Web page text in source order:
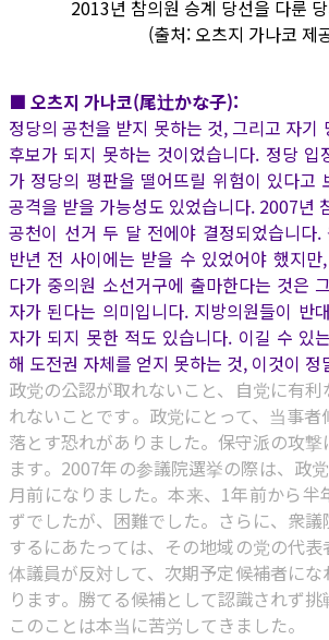
2013년 참의원 승계 당선을 다룬
(출처: 오츠지 가나코 제
■ 오츠지 가나코(尾辻かな子):
정당의 공천을 받지 못하는 것, 그리고 자기
후보가 되지 못하는 것이었습니다. 정당 입
가 정당의 평판을 떨어뜨릴 위험이 있다고
공격을 받을 가능성도 있었습니다. 2007년
공천이 선거 두 달 전에야 결정되었습니다.
반년 전 사이에는 받을 수 있었어야 했지만
다가 중의원 소선거구에 출마한다는 것은
자가 된다는 의미입니다. 지방의원들이 반
자가 되지 못한 적도 있습니다. 이길 수 있
해 도전권 자체를 얻지 못하는 것, 이것이
政党の公認が取れないこと、自党に有
れないことです。政党にとって、当事
落とす恐れがありました。保守派の攻撃
ます。2007年の参議院選挙の際は、政
月前になりました。本来、1年前から半
ずでしたが、困難でした。さらに、衆
するにあたっては、その地域の党の代
体議員が反対して、次期予定候補者に
ります。勝てる候補として認識されず挑
このことは本当に苦労してきました。